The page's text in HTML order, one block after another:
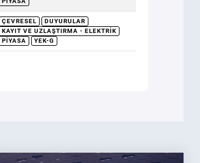
ÇEVRESEL
DUYURULAR
KAYIT VE UZLAŞTIRMA - ELEKTRIK
PIYASA
YEK-G